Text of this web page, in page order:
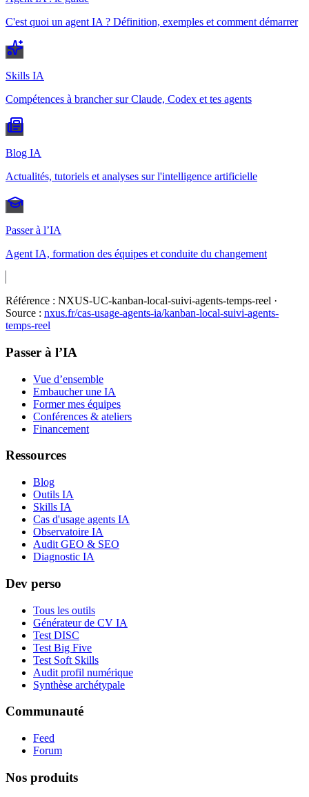
C'est quoi un agent IA ? Définition, exemples et comment démarrer
Skills IA
Compétences à brancher sur Claude, Codex et tes agents
Blog IA
Actualités, tutoriels et analyses sur l'intelligence artificielle
Passer à l’IA
Agent IA, formation des équipes et conduite du changement
Référence : NXUS-UC-kanban-local-suivi-agents-temps-reel ·
Source : nxus.fr/cas-usage-agents-ia/kanban-local-suivi-agents-
temps-reel
Passer à l’IA
Vue d’ensemble
Embaucher une IA
Former mes équipes
Conférences & ateliers
Financement
Ressources
Blog
Outils IA
Skills IA
Cas d'usage agents IA
Observatoire IA
Audit GEO & SEO
Diagnostic IA
Dev perso
Tous les outils
Générateur de CV IA
Test DISC
Test Big Five
Test Soft Skills
Audit profil numérique
Synthèse archétypale
Communauté
Feed
Forum
Nos produits